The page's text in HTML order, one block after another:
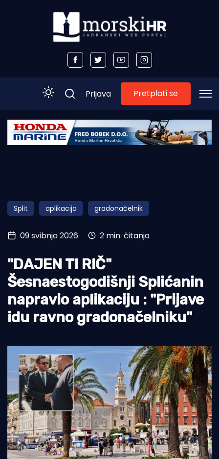
Početna
Obala
Otoci
Turizam i nautika
Pomorstvo
Ribolov
Ekologija
Tradicija i kultura
Prijava Pretplati se
Split aplikacija gradonačelnik
09 svibnja 2026 2 min. čitanja
"DAJEN TI RIČ"
Šesnaestogodišnji Splićanin
napravio aplikaciju : "Prijave
idu ravno gradonačelniku"